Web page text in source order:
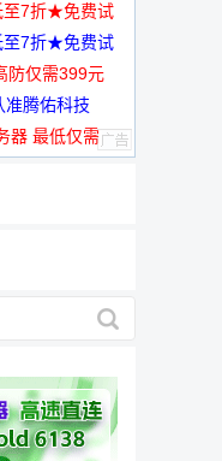
至7折★免费试
至7折★免费试
防仅需399元
准腾佑科技
器 最低仅需